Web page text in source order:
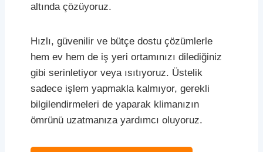
altında çözüyoruz.
Hızlı, güvenilir ve bütçe dostu çözümlerle
hem ev hem de iş yeri ortamınızı dilediğiniz
gibi serinletiyor veya ısıtıyoruz. Üstelik
sadece işlem yapmakla kalmıyor, gerekli
bilgilendirmeleri de yaparak klimanızın
ömrünü uzatmanıza yardımcı oluyoruz.